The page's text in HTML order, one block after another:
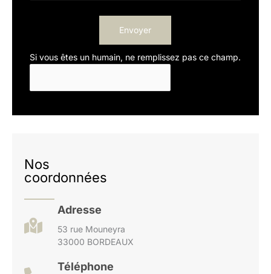
Envoyer
Si vous êtes un humain, ne remplissez pas ce champ.
Nos
coordonnées
Adresse
53 rue Mouneyra
33000 BORDEAUX
Téléphone